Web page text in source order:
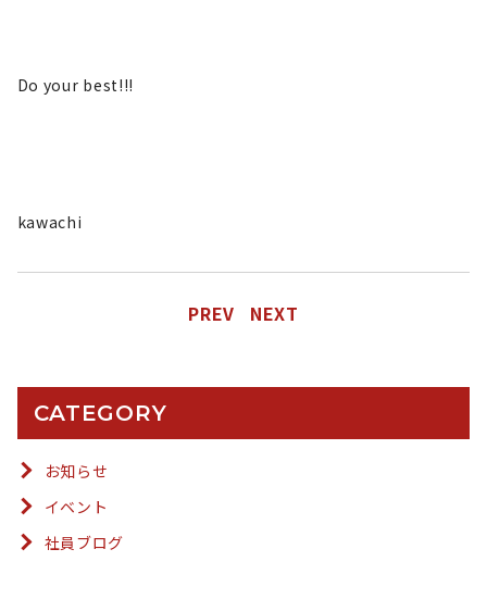
Do your best!!!
kawachi
PREV NEXT
CATEGORY
お知らせ
イベント
社員ブログ